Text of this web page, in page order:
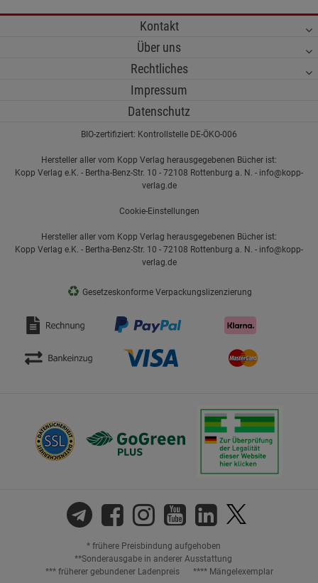
Kontakt
Über uns
Rechtliches
Impressum
Datenschutz
BIO-zertifiziert: Kontrollstelle DE-ÖKO-006
Hersteller aller vom Kopp Verlag herausgegebenen Bücher ist:
Kopp Verlag e.K. - Bertha-Benz-Str. 10 - 72108 Rottenburg a. N. - info@kopp-
verlag.de
Cookie-Einstellungen
Hersteller aller vom Kopp Verlag herausgegebenen Bücher ist:
Kopp Verlag e.K. - Bertha-Benz-Str. 10 - 72108 Rottenburg a. N. - info@kopp-
verlag.de
♻ Gesetzeskonforme Verpackungslizenzierung
* frühere Preisbindung aufgehoben
**Sonderausgabe in anderer Ausstattung
*** früherer gebundener Ladenpreis
**** Mängelexemplar